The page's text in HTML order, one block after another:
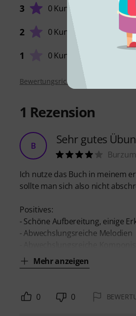
3 0 Kunden
2 0 Kunden
1 0 Kunden
Bewertungsrichtlinien
1 Rezension
B Sehr gutes
Ich nutze das Buch in meinem
sollte man sich also nicht
Positives:
- Schöne Aufbereitung, einige
- Abwechslungsreiche Melodien
Mehr anzeigen
0 0